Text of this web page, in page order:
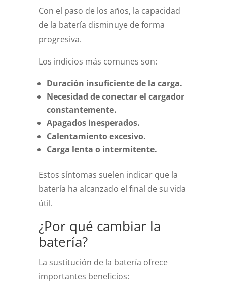
Con el paso de los años, la capacidad
de la batería disminuye de forma
progresiva.
Los indicios más comunes son:
Duración insuficiente de la carga.
Necesidad de conectar el cargador
constantemente.
Apagados inesperados.
Calentamiento excesivo.
Carga lenta o intermitente.
Estos síntomas suelen indicar que la
batería ha alcanzado el final de su vida
útil.
¿Por qué cambiar la
batería?
La sustitución de la batería ofrece
importantes beneficios: